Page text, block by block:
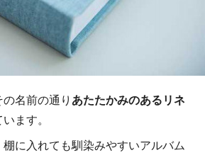
名前の通り あたたかみのあるリネ
ます。
に入れても馴染みやすいアルバム